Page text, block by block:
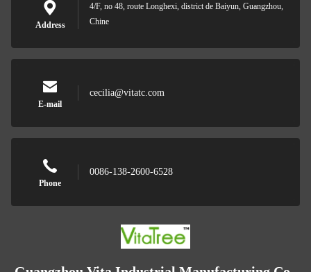
Address
4/F, no 48, route Longhexi, district de Baiyun, Guangzhou,
Chine
E-mail
cecilia@vitatc.com
Phone
0086-138-2600-6528